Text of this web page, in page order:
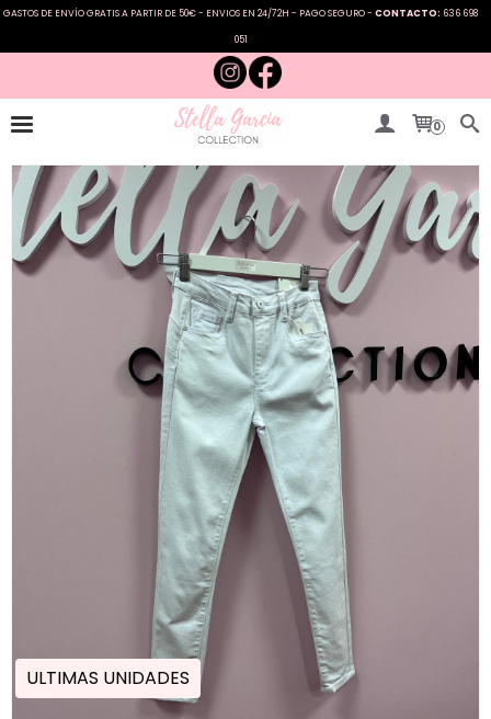
GASTOS DE ENVÍO GRATIS A PARTIR DE 50€ - ENVIOS EN 24/72H - PAGO SEGURO - CONTACTO: 636 698
051
0
ULTIMAS UNIDADES